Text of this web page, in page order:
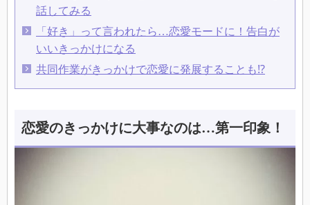
話してみる
「好き」って言われたら…恋愛モードに！告白が
いいきっかけになる
共同作業がきっかけで恋愛に発展することも⁉
恋愛のきっかけに大事なのは…第一印象！